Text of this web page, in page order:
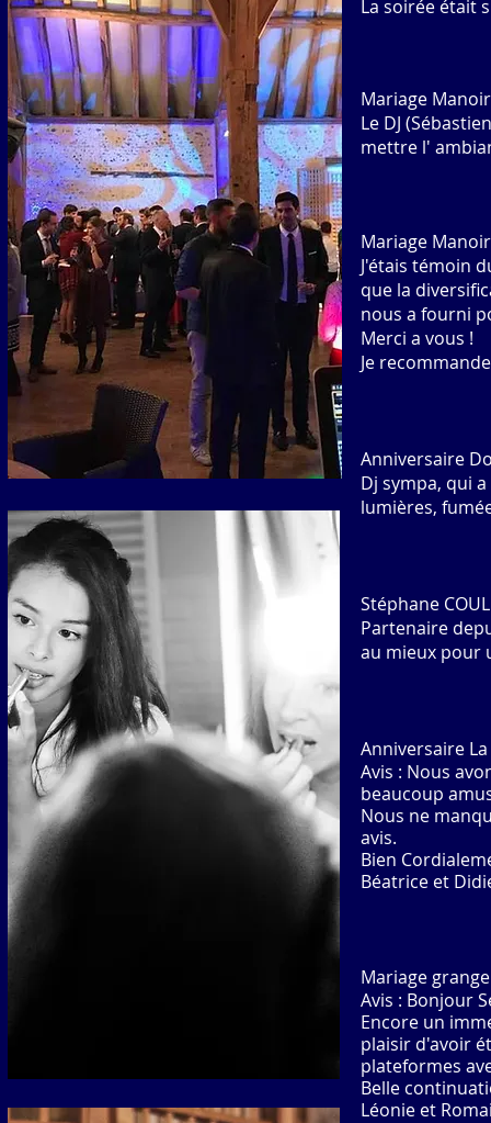
La soirée était
Mariage
Le DJ
mettre l'
Mariage
J'étais témoin
que la
nous a fourni
Merci a vous !
Je
Anniversaire
Dj sympa, qui
lumières,
Stéphane
Partenaire dep
au mieux pour
Anniversaire
Avis : Nous a
beaucoup
Nous ne
avis.
Bien
Béatrice et
Mariage
Avis : Bonjour
Encore un
plaisir d'avoir
plateformes
Belle
Léonie et